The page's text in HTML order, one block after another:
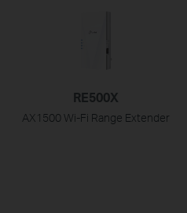
RE500X
AX1500 Wi-Fi Range Extender